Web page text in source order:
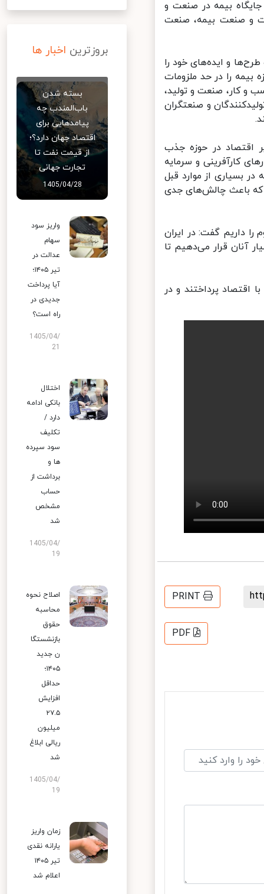
بیمه در صنعت و
و صنعت بیمه، صنعت
و ایده‌های خود را
را در حد ملزومات
کار، صنعت و تولید،
و صنعتگران
اقتصاد در حوزه جذب
کارآفرینی و سرمایه
بسیاری از موارد قبل
باعث چالش‌های جدی
همسایه، رتبه سوم را داریم گفت: در ایران
آنان قرار می‌دهیم تا
پرداختند و در
PRINT
PDF
بروزترین اخبار ها
بسته شدن
باب‌المندب چه
پیامدهایی برای
اقتصاد جهان دارد؟؛
از قیمت نفت تا
تجارت جهانی
1405/04/28
واریز سود
سهام
عدالت در
تیر ۱۴۰۵؛
آیا پرداخت
جدیدی در
راه است؟
1405/04/
اختلال
بانکی ادامه
دارد /
تکلیف
سود سپرده
ها و
برداشت از
حساب
مشخص
شد
1405/04/
19
اصلاح نحوه
محاسبه
حقوق
بازنشستگا
ن جدید
۱۴۰۵؛
حداقل
افزایش
۲۷.۵
میلیون
ریالی ابلاغ
شد
1405/04/
19
زمان واریز
یارانه نقدی
تیر ۱۴۰۵
اعلام شد